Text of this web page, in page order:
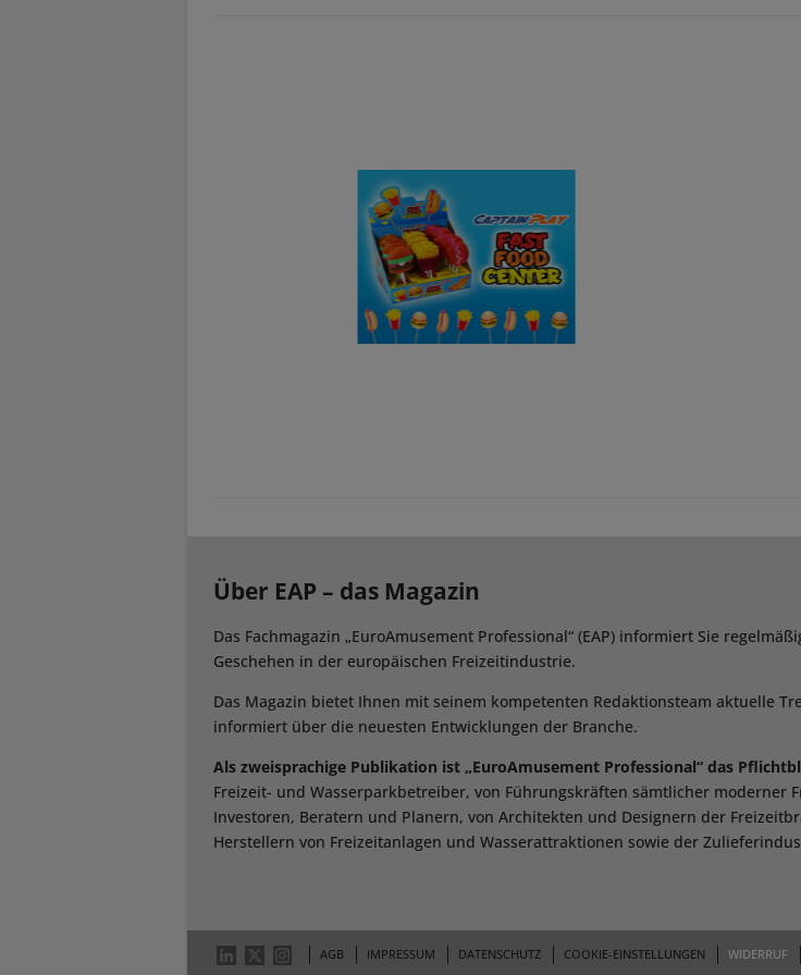
Über EAP – das Magazin
Das Fachmagazin „EuroAmusement Professional“ (EAP) informiert Sie
Geschehen in der europäischen Freizeitindustrie.
Das Magazin bietet Ihnen mit seinem kompetenten Redaktionsteam aktuelle
informiert über die neuesten Entwicklungen der Branche.
Als zweisprachige Publikation ist „EuroAmusement Professional“ das
Freizeit- und Wasserparkbetreiber, von Führungskräften sämtlicher moderner
Investoren, Beratern und Planern, von Architekten und Designern der
Herstellern von Freizeitanlagen und Wasserattraktionen sowie der
AGB IMPRESSUM DATENSCHUTZ COOKIE-EINSTELLUNGEN WIDERRUF